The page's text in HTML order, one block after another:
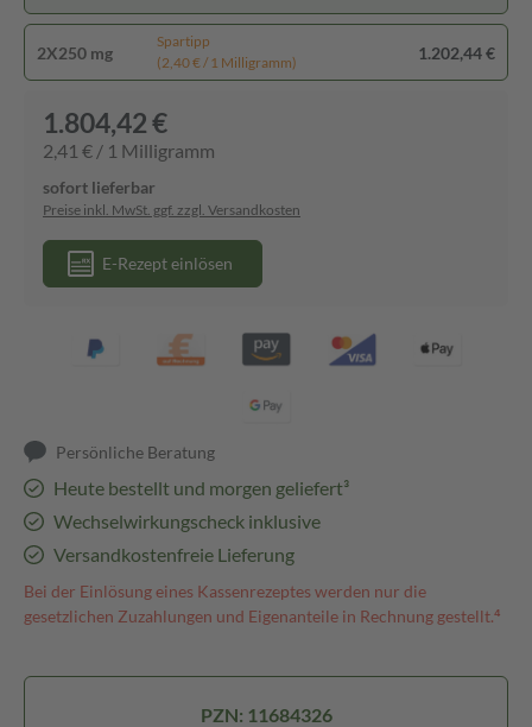
2X250 mg
Spartipp
(2,40 € / 1 Milligramm)
1.202,44 €
1.804,42 €
2,41 € / 1 Milligramm
sofort lieferbar
Preise inkl. MwSt. ggf. zzgl. Versandkosten
E-Rezept einlösen
Persönliche Beratung
Heute bestellt und morgen geliefert³
Wechselwirkungscheck inklusive
Versandkostenfreie Lieferung
Bei der Einlösung eines Kassenrezeptes werden nur die
gesetzlichen Zuzahlungen und Eigenanteile in Rechnung gestellt.⁴
PZN: 11684326